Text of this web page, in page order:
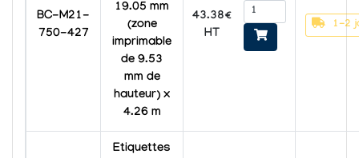
BC-M21-
750-427
19.05 mm
(zone
imprimable
de 9.53
mm de
hauteur) x
4.26 m
43.38€
HT
1-2
Etiquettes